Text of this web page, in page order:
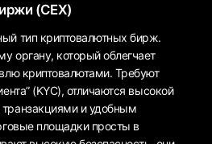
(CEX)
тип криптовалютных бирж.
органу, который облегчает
криптовалютами. Требуют
(KYC), отличаются высокой
и удобным
площадки просты в